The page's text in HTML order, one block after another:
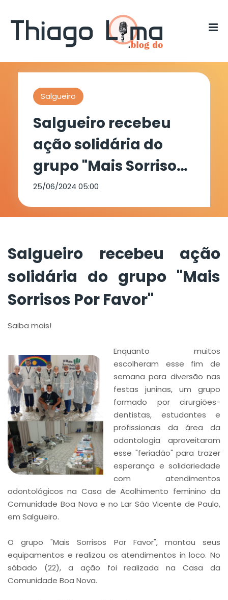
Salgueiro
Salgueiro recebeu
ação solidária do
grupo "Mais Sorrisos
Por Favor"
25/06/2024 05:00
Salgueiro recebeu ação
solidária do grupo "Mais
Sorrisos Por Favor"
Saiba mais!
Enquanto muitos
escolheram esse fim de
semana para diversão nas
festas juninas, um grupo
formado por cirurgiões-
dentistas, estudantes e
profissionais da área da
odontologia aproveitaram
esse "feriadão" para trazer
esperança e solidariedade
com atendimentos
odontológicos na Casa de Acolhimento feminino da
Comunidade Boa Nova e no Lar São Vicente de Paulo,
em Salgueiro.
O grupo "Mais Sorrisos Por Favor", montou seus
equipamentos e realizou os atendimentos in loco. No
sábado (22), a ação foi realizada na Casa da
Comunidade Boa Nova.